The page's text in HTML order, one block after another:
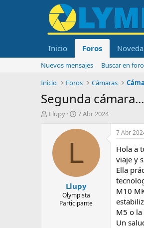
Inicio Foros
Nuevos mensajes
Buscar en
Inicio
Foros Cámaras
Segunda
ILlupy
F
c
d
i
n
i
c
7 Abr 2024
L
Llupy
Olympista
Participante
7 Abr
Hola a
viaje y
Ella
M10
M5 o
Un